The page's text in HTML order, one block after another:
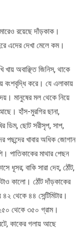
রয়েছে দাঁড়কাক।
এদের দেখা মেলে কম।
খায় অবাঞ্ছিত জিনিস, থাকে
বংশবৃদ্ধি করে। যে এলাকায়
মানুষের মল থেকে নিয়ে
আছে। হাঁস-মুরগির ছানা,
ডিম, ছোট সরীসৃপ, সাপ,
পছন্দের খাবার অধিক জোগান
পাতিকাকের মাথার পেছন
ধূসর; বাকি সারা দেহ, ঠোঁট,
কালো। ঠোঁট দাঁড়কাকের
থেকে ৪৪ সেন্টিমিটার।
থেকে ৩৫০ গ্রাম।
কাকের গলায় আছে